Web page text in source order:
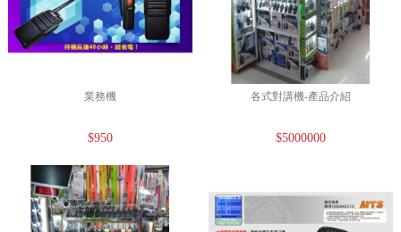
業務機
$950
各式對講機-產品介紹
$5000000